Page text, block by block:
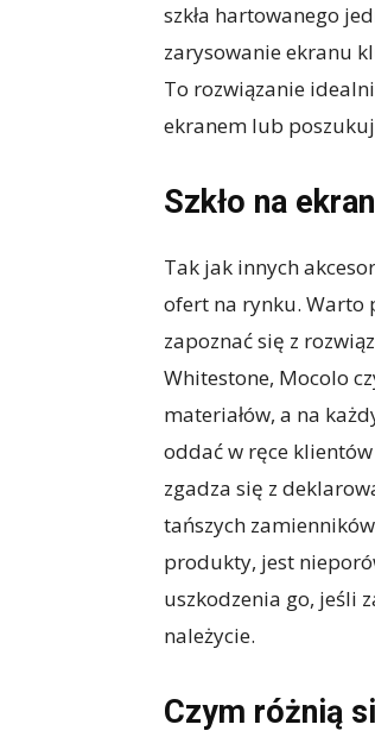
szkła hartowanego
zarysowanie ekranu
To rozwiązanie
ekranem lub
Szkło na
Tak jak innych
ofert na rynku. Warto
zapoznać się z
Whitestone, Mocolo
materiałów, a na
oddać w ręce
zgadza się z
tańszych
produkty, jest
uszkodzenia go, jeśli
należycie.
Czym różnią